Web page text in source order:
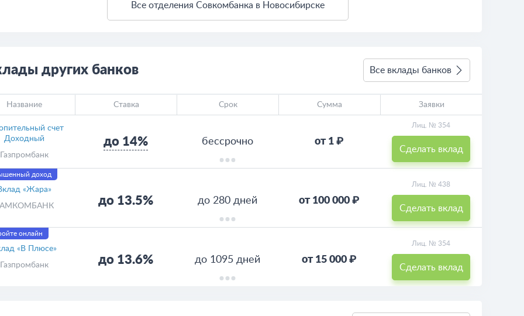
Все отделения Совкомбанка в Новосибирске
других банков Все вклады банков
Название Ставка Срок Сумма Заявки
счет
Доходный
Газпромбанк
до 14% бессрочно от 1 ₽
Лиц. № 354
Сделать вклад
доход
«Жара»
до 13.5% до 280 дней от 100 000 ₽
Лиц. № 438
Сделать вклад
онлайн
«В Плюсе»
Газпромбанк
до 13.6% до 1095 дней от 15 000 ₽
Лиц. № 354
Сделать вклад